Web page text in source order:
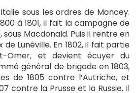
sous les ordres de Moncey.
à 1801, il fait la campagne de
sous Macdonald. Puis il rentre en
Lunéville. En 1802, il fait partie
Omer, et devient écuyer du
général de brigade en 1803,
de 1805 contre l’Autriche, et
contre la Prusse et la Russie. Il